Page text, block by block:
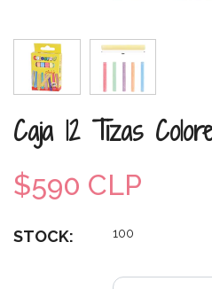
Caja 12 Tizas
$590 CLP
STOCK: 100